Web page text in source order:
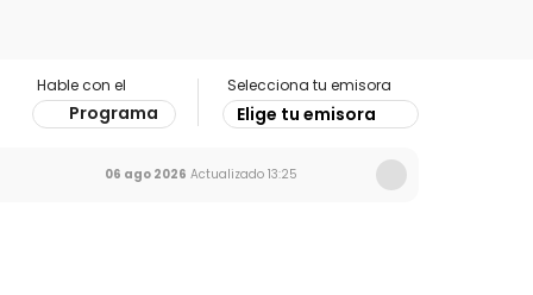
Hable con el
Programa
Selecciona tu emisora
Elige tu emisora
06 ago 2026 Actualizado 13:25